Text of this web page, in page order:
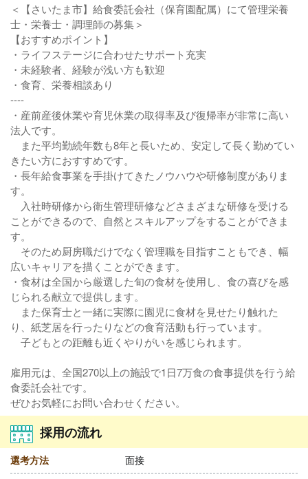
＜【さいたま市】給食委託会社（保育園配属）にて管理栄養
士・栄養士・調理師の募集＞
【おすすめポイント】
・ライフステージに合わせたサポート充実
・未経験者、経験が浅い方も歓迎
・食育、栄養相談あり
----
・産前産後休業や育児休業の取得率及び復帰率が非常に高い
法人です。
また平均勤続年数も8年と長いため、安定して長く勤めてい
きたい方におすすめです。
・長年給食事業を手掛けてきたノウハウや研修制度がありま
す。
入社時研修から衛生管理研修などさまざまな研修を受ける
ことができるので、自然とスキルアップをすることができま
す。
そのため厨房職だけでなく管理職を目指すこともでき、幅
広いキャリアを描くことができます。
・食材は全国から厳選した旬の食材を使用し、食の喜びを感
じられる献立で提供します。
また保育士と一緒に実際に園児に食材を見せたり触れた
り、紙芝居を行ったりなどの食育活動も行っています。
子どもとの距離も近くやりがいを感じられます。
雇用元は、全国270以上の施設で1日7万食の食事提供を行う給
食委託会社です。
ぜひお気軽にお問い合わせください。
採用の流れ
選考方法 面接